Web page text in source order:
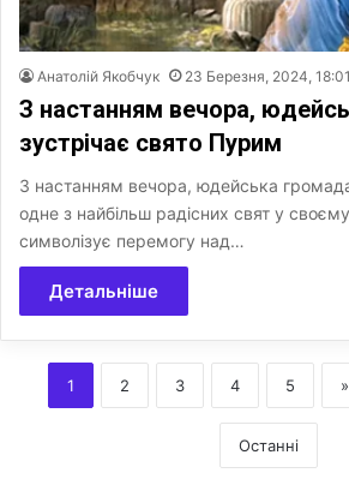
Анатолій Якобчук 23 Березня, 2024, 18:01
З настанням вечора,
зустрічає свято Пурим
З настанням вечора, юдейська
одне з найбільш радісних свят у
символізує перемогу над…
Детальніше
1 2 3 4 5 »
Останні